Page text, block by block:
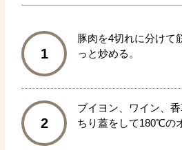
1
豚肉を4切れに分けて
っと炒める。
2
ブイヨン、ワイン、
ちり蓋をして180℃の